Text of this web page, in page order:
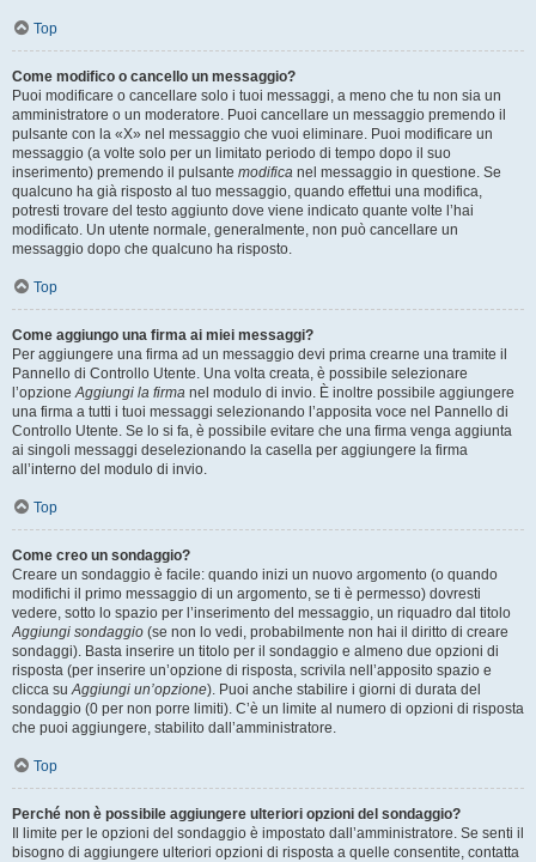
Top
Come modifico o cancello un messaggio?
Puoi modificare o cancellare solo i tuoi messaggi, a meno che tu non sia un
amministratore o un moderatore. Puoi cancellare un messaggio premendo il
pulsante con la «X» nel messaggio che vuoi eliminare. Puoi modificare un
messaggio (a volte solo per un limitato periodo di tempo dopo il suo
inserimento) premendo il pulsante modifica nel messaggio in questione. Se
qualcuno ha già risposto al tuo messaggio, quando effettui una modifica,
potresti trovare del testo aggiunto dove viene indicato quante volte l’hai
modificato. Un utente normale, generalmente, non può cancellare un
messaggio dopo che qualcuno ha risposto.
Top
Come aggiungo una firma ai miei messaggi?
Per aggiungere una firma ad un messaggio devi prima crearne una tramite il
Pannello di Controllo Utente. Una volta creata, è possibile selezionare
l’opzioneAggiungi la firma nel modulo di invio. È inoltre possibile aggiungere
una firma a tutti i tuoi messaggi selezionando l’apposita voce nel Pannello di
Controllo Utente. Se lo si fa, è possibile evitare che una firma venga aggiunta
ai singoli messaggi deselezionando la casella per aggiungere la firma
all’interno del modulo di invio.
Top
Come creo un sondaggio?
Creare un sondaggio è facile: quando inizi un nuovo argomento (o quando
modifichi il primo messaggio di un argomento, se ti è permesso) dovresti
vedere, sotto lo spazio per l’inserimento del messaggio, un riquadro dal titolo
Aggiungi sondaggio (se non lo vedi, probabilmente non hai il diritto di creare
sondaggi). Basta inserire un titolo per il sondaggio e almeno due opzioni di
risposta (per inserire un’opzione di risposta, scrivila nell’apposito spazio e
clicca suAggiungi un’opzione). Puoi anche stabilire i giorni di durata del
sondaggio (0 per non porre limiti). C’è un limite al numero di opzioni di risposta
che puoi aggiungere, stabilito dall’amministratore.
Top
Perché non è possibile aggiungere ulteriori opzioni del sondaggio?
Il limite per le opzioni del sondaggio è impostato dall’amministratore. Se senti il
bisogno di aggiungere ulteriori opzioni di risposta a quelle consentite, contatta